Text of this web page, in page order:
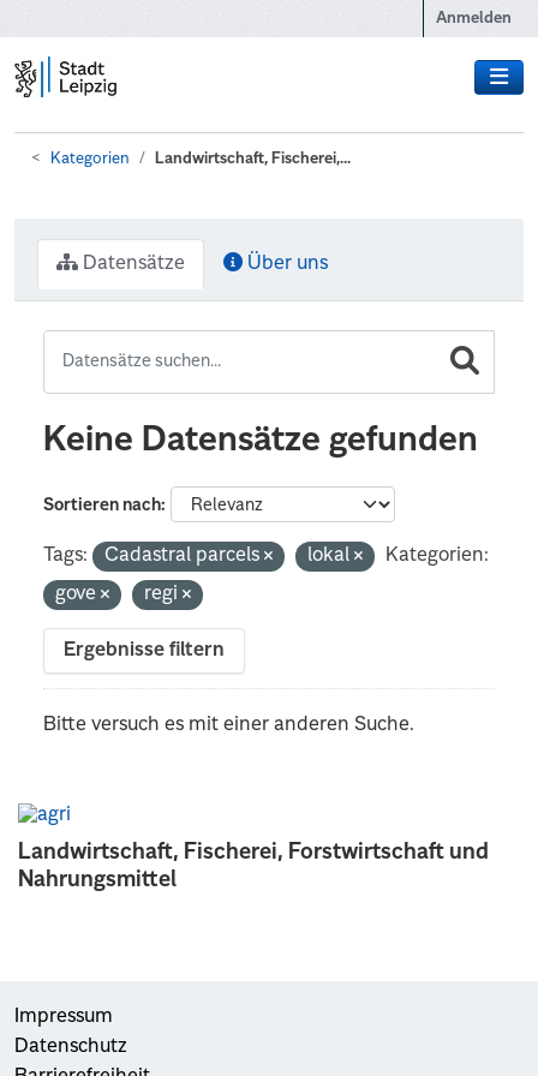
Anmelden
Kategorien Landwirtschaft, Fischerei,...
Landwirtschaft, Fischerei, Forstwirtschaft und
Nahrungsmittel
Datensätze Über uns
Keine Datensätze gefunden
Sortieren nach
Tags: Cadastral parcels lokal
Kategorien:
gove
regi
Ergebnisse filtern
Bitte versuch es mit einer anderen Suche.
Impressum
Datenschutz